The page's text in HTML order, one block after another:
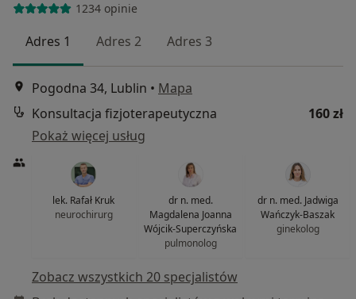
1234 opinie
Adres 1 Adres 2 Adres 3
Pogodna 34, Lublin • Mapa
Konsultacja fizjoterapeutyczna
160 zł
Pokaż więcej usług
lek. Rafał Kruk
neurochirurg
dr n. med.
Magdalena Joanna
Wójcik-Superczyńska
pulmonolog
dr n. med. Jadwiga
Wańczyk-Baszak
ginekolog
Zobacz wszystkich 20 specjalistów